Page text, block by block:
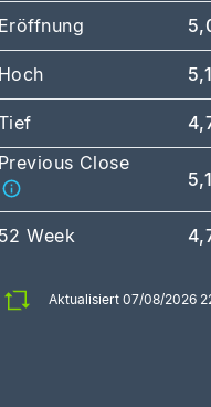
Eröffnung
Hoch
Previous Close
52 Week
Aktualisiert 07/08/2026